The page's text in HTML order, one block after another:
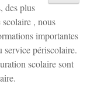
des plus
scolaire , nous
importantes
service périscolaire.
scolaire sont